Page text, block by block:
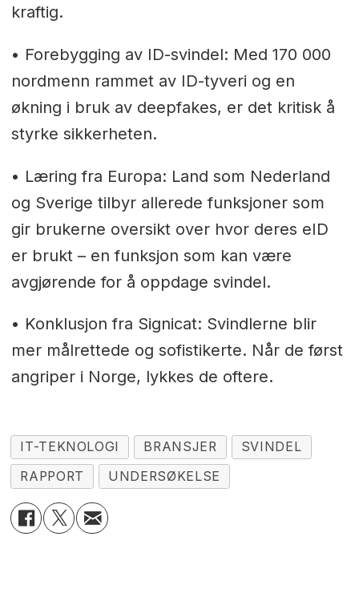
kraftig.
• Forebygging av ID-svindel: Med 170 000
nordmenn rammet av ID-tyveri og en
økning i bruk av deepfakes, er det kritisk å
styrke sikkerheten.
• Læring fra Europa: Land som Nederland
og Sverige tilbyr allerede funksjoner som
gir brukerne oversikt over hvor deres eID
er brukt – en funksjon som kan være
avgjørende for å oppdage svindel.
• Konklusjon fra Signicat: Svindlerne blir
mer målrettede og sofistikerte. Når de først
angriper i Norge, lykkes de oftere.
IT-TEKNOLOGI BRANSJER
SVINDEL
RAPPORT
UNDERSØKELSE